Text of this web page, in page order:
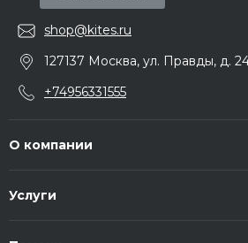
shop@kites.ru
127137 Москва, ул. Правды, д.
+74956331555
О компании
Услуги